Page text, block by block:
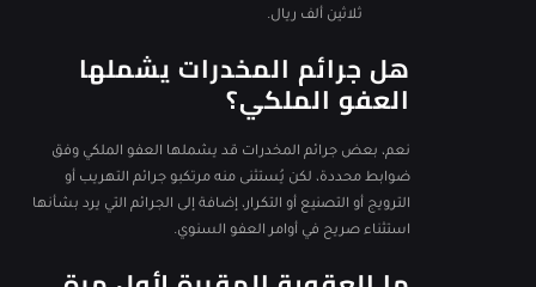
ثلاثين ألف ريال.
هل جرائم المخدرات يشملها
العفو الملكي؟
نعم، بعض جرائم المخدرات قد يشملها العفو الملكي وفق
ضوابط محددة، لكن يُستثنى منه مرتكبو جرائم التهريب أو
الترويج أو التصنيع أو التكرار، إضافة إلى الجرائم التي يرد بشأنها
استثناء صريح في أوامر العفو السنوي.